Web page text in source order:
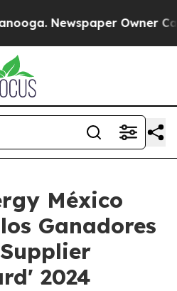
Newspaper Owner Calls
México
Ganadores
2024